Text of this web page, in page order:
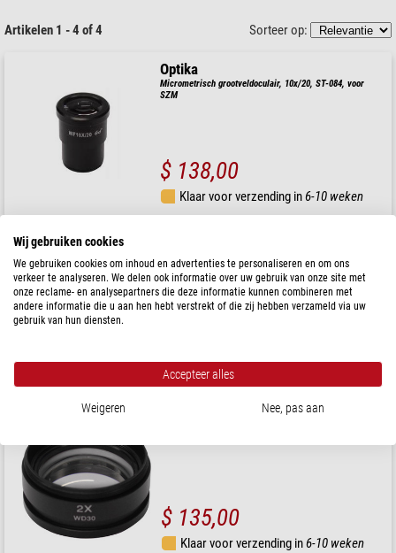
Artikelen 1 - 4 of 4 Sorteer op:
Optika
Micrometrisch grootveldoculair, 10x/20, ST-084, voor
SZM
$ 138,00
Klaar voor verzending in6-10 weken
Grootveldoculairs 15x/15mm ST-082 (paar), voor SZM,
OPTIGEM
Klaar voor verzending in6-10 weken
$ 135,00
Klaar voor verzending in6-10 weken
Wij gebruiken cookies
We gebruiken cookies om inhoud en advertenties te personaliseren en om ons
verkeer te analyseren. We delen ook informatie over uw gebruik van onze site met
onze reclame- en analysepartners die deze informatie kunnen combineren met
andere informatie die u aan hen hebt verstrekt of die zij hebben verzameld via uw
gebruik van hun diensten.
Accepteer alles
Weigeren Nee, pas aan